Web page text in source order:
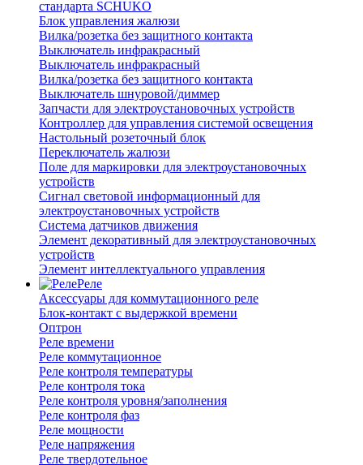
стандарта SCHUKO
Блок управления жалюзи
Вилка/розетка без защитного контакта
Выключатель инфракрасный
Выключатель инфракрасный
Вилка/розетка без защитного контакта
Выключатель шнуровой/диммер
Запчасти для электроустановочных устройств
Контроллер для управления системой освещения
Настольный розеточный блок
Переключатель жалюзи
Поле для маркировки для электроустановочных
устройств
Сигнал световой информационный для
электроустановочных устройств
Система датчиков движения
Элемент декоративный для электроустановочных
устройств
Элемент интеллектуального управления
Реле
Аксессуары для коммутационного реле
Блок-контакт с выдержкой времени
Оптрон
Реле времени
Реле коммутационное
Реле контроля температуры
Реле контроля тока
Реле контроля уровня/заполнения
Реле контроля фаз
Реле мощности
Реле напряжения
Реле твердотельное